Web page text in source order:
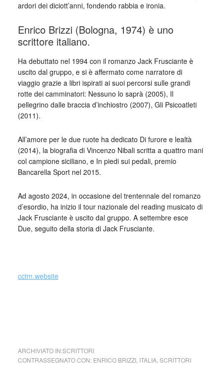
ardori dei diciott’anni, fondendo rabbia e ironia.
Enrico Brizzi (Bologna, 1974) è uno
scrittore italiano.
Ha debuttato nel 1994 con il romanzo Jack Frusciante è
uscito dal gruppo, e si è affermato come narratore di
viaggio grazie a libri ispirati ai suoi percorsi sulle grandi
rotte dei camminatori: Nessuno lo saprà (2005), Il
pellegrino dalle braccia d’inchiostro (2007), Gli Psicoatleti
(2011).
All’amore per le due ruote ha dedicato Di furore e lealtà
(2014), la biografia di Vincenzo Nibali scritta a quattro mani
col campione siciliano, e In piedi sui pedali, premio
Bancarella Sport nel 2015.
Ad agosto 2024, in occasione del trentennale del romanzo
d’esordio, ha inizio il tour nazionale del reading musicato di
Jack Frusciante è uscito dal gruppo. A settembre esce
Due, seguito della storia di Jack Frusciante.
cctm.website
ARCHIVIATO IN:SCRITTORI
CONTRASSEGNATO CON: ENRICO BRIZZI, ITALIA, SCRITTORI